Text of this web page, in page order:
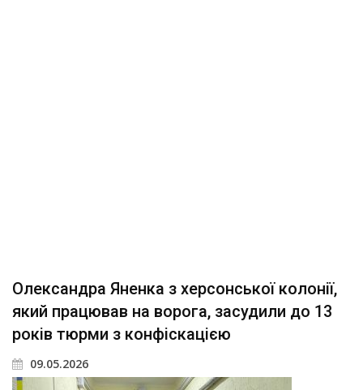
Олександра Яненка з херсонської колонії,
який працював на ворога, засудили до 13
років тюрми з конфіскацією
09.05.2026